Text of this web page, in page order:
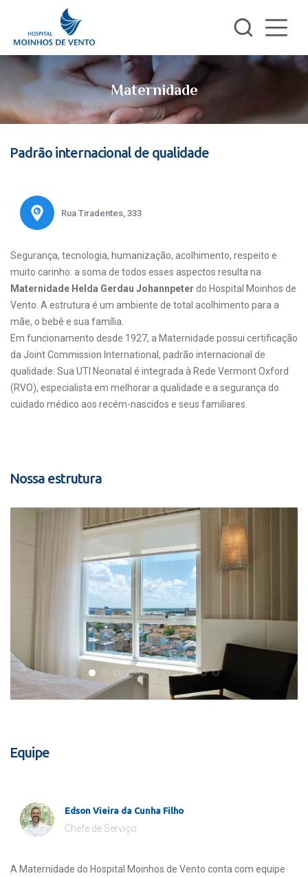
Maternidade
Padrão internacional de qualidade
Rua Tiradentes, 333
Segurança, tecnologia, humanização, acolhimento, respeito e
muito carinho: a soma de todos esses aspectos resulta na
Maternidade Helda Gerdau Johannpeter do Hospital Moinhos de
Vento. A estrutura é um ambiente de total acolhimento para a
mãe, o bebê e sua família.
Em funcionamento desde 1927, a Maternidade possui certificação
da Joint Commission International, padrão internacional de
qualidade. Sua UTI Neonatal é integrada à Rede Vermont Oxford
(RVO), especialista em melhorar a qualidade e a segurança do
cuidado médico aos recém-nascidos e seus familiares.
Nossa estrutura
Equipe
Edson Vieira da Cunha Filho
Chefe de Serviço
A Maternidade do Hospital Moinhos de Vento conta com equipe